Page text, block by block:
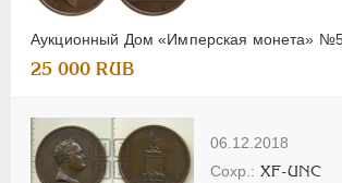
Аукционный Дом «Имперская монета»
25 000 RUB
06.12.2018
XF-UNC